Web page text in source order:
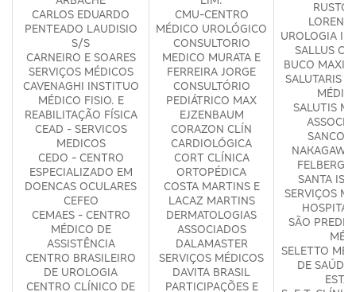
CARLOS EDUARDO
PENTEADO LAUDISIO
S/S
CARNEIRO E SOARES
SERVIÇOS MÉDICOS
CAVENAGHI INSTITUO
MÉDICO FISIO. E
REABILITAÇÃO FÍSICA
CEAD - SERVICOS
MEDICOS
CEDO - CENTRO
ESPECIALIZADO EM
DOENCAS OCULARES
CEFEO
CEMAES - CENTRO
MÉDICO DE
ASSISTÊNCIA
CENTRO BRASILEIRO
DE UROLOGIA
CENTRO CLÍNICO DE
CMU-CENTRO
MÉDICO UROLÓGICO
CONSULTORIO
MEDICO MURATA E
FERREIRA JORGE
CONSULTÓRIO
PEDIÁTRICO MAX
EJZENBAUM
CORAZON CLÍN
CARDIOLÓGICA
CORT CLÍNICA
ORTOPÉDICA
COSTA MARTINS E
LACAZ MARTINS
DERMATOLOGIAS
ASSOCIADOS
DALAMASTER
SERVIÇOS MÉDICOS
DAVITA BRASIL
PARTICIPAÇÕES E
UROLOGIA
SALLUS
BUCO
SALUTARIS
SALUTIS
FELBERG
SANTA
SERVIÇOS
SÃO PREDE
MÉD
SELETTO
DE SAÚDE